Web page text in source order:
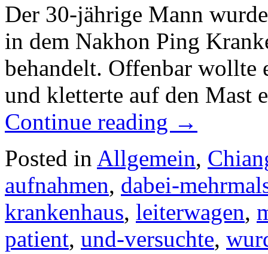
Der 30-jährige Mann
in dem Nakhon Ping
behandelt. Offenbar wollte
und kletterte auf den Mast
Continue reading →
Posted in Allgemein,
aufnahmen, dabei-
krankenhaus, leiterwagen,
patient, und-versuchte,